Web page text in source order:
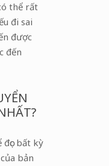
thể rất
đi sai
được
đến
bất kỳ
bản